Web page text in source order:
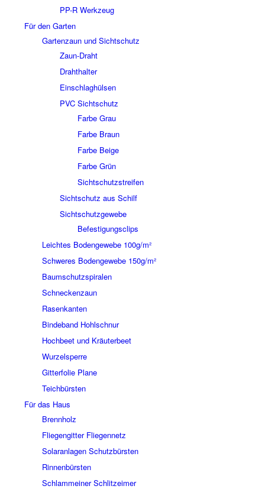
PP-R Werkzeug
Für den Garten
Gartenzaun und Sichtschutz
Zaun-Draht
Drahthalter
Einschlaghülsen
PVC Sichtschutz
Farbe Grau
Farbe Braun
Farbe Beige
Farbe Grün
Sichtschutzstreifen
Sichtschutz aus Schilf
Sichtschutzgewebe
Befestigungsclips
Leichtes Bodengewebe 100g/m²
Schweres Bodengewebe 150g/m²
Baumschutzspiralen
Schneckenzaun
Rasenkanten
Bindeband Hohlschnur
Hochbeet und Kräuterbeet
Wurzelsperre
Gitterfolie Plane
Teichbürsten
Für das Haus
Brennholz
Fliegengitter Fliegennetz
Solaranlagen Schutzbürsten
Rinnenbürsten
Schlammeiner Schlitzeimer